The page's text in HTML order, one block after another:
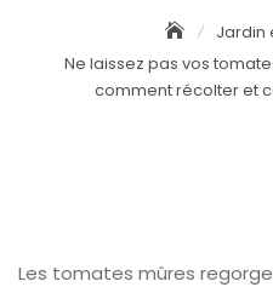
Jardin
Ne laissez pas vos
comment récolter et
Les tomates mûres